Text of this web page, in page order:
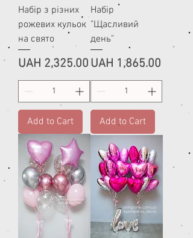
Набір з різних
рожевих кульок
на свято
Price
UAH 2,325.00
Add to Cart
Набір
"Щасливий
день"
Price
UAH 1,865.00
Add to Cart